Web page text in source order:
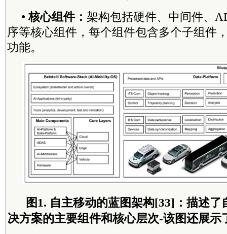
• 核心组件： 架构包括硬件、中间件、
序等核心组件，每个组件包含多个子组件
功能。
图1. 自主移动的蓝图架构[33]：描述
决方案的主要组件和核心层次-该图还展示